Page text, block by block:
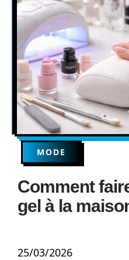
MODE
Comment
gel à la
25/03/2026